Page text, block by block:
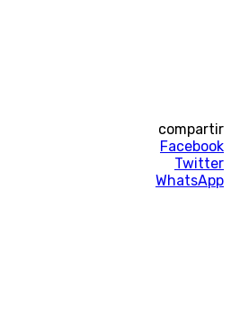
compartir
Facebook
Twitter
WhatsApp